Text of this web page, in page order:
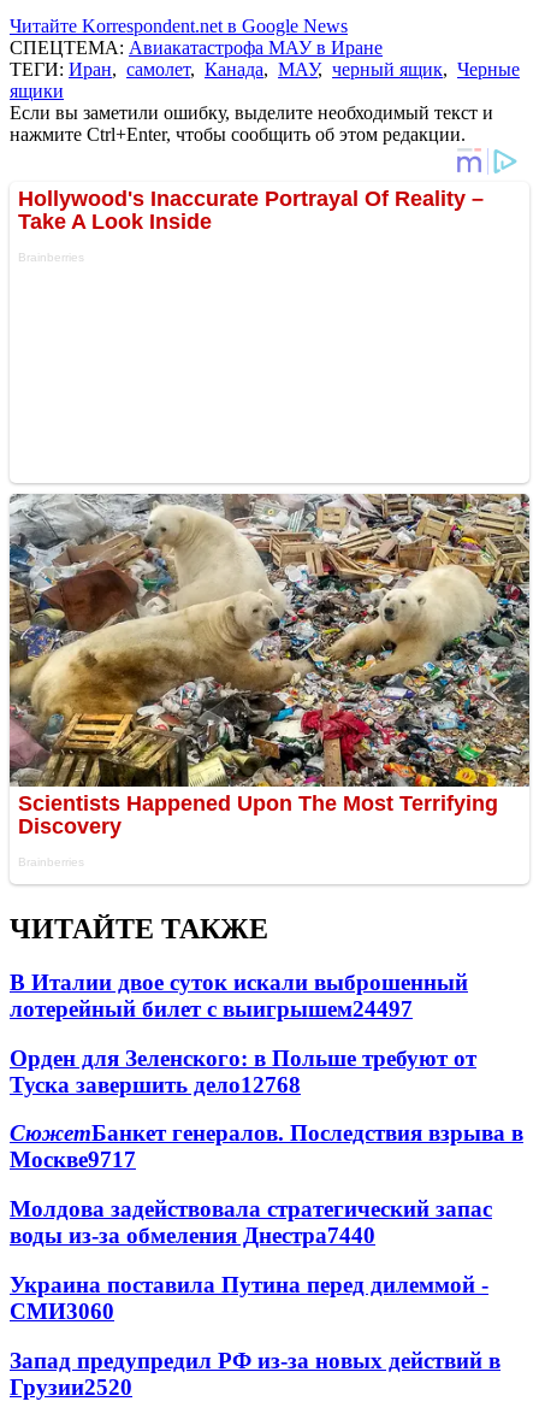
Читайте Korrespondent.net в Google News
СПЕЦТЕМА: Авиакатастрофа МАУ в Иране
ТЕГИ: Иран, самолет, Канада, МАУ, черный ящик, Черные
ящики
Если вы заметили ошибку, выделите необходимый текст и
нажмите Ctrl+Enter, чтобы сообщить об этом редакции.
ЧИТАЙТЕ ТАКЖЕ
В Италии двое суток искали выброшенный
лотерейный билет с выигрышем24497
Орден для Зеленского: в Польше требуют от
Туска завершить дело12768
СюжетБанкет генералов. Последствия взрыва в
Москве9717
Молдова задействовала стратегический запас
воды из-за обмеления Днестра7440
Украина поставила Путина перед дилеммой -
СМИ3060
Запад предупредил РФ из-за новых действий в
Грузии2520